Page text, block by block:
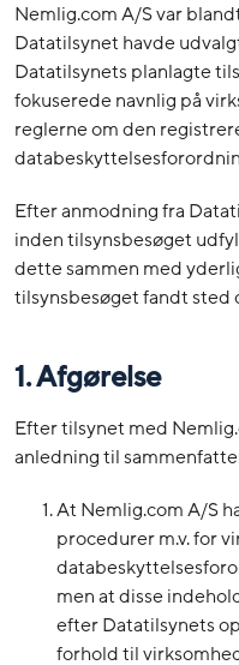
Nemlig.com A/S var
Datatilsynet havde
Datatilsynets planlagte
fokuserede navnlig på
reglerne om den
Efter anmodning fra
inden tilsynsbesøget
dette sammen med
tilsynsbesøget fandt sted
1. Afgørelse
Efter tilsynet med
anledning til
At Nemlig.com A/S
procedurer m.v. for
men at disse
efter Datatilsynets
forhold til